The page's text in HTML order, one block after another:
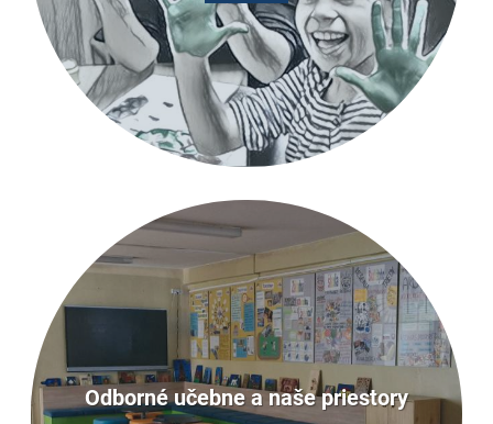
Odborné učebne a naše priestory